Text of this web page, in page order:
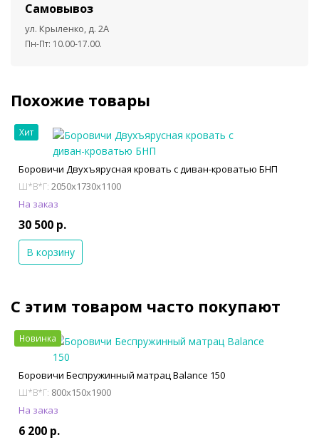
Самовывоз
ул. Крыленко, д. 2А
Пн-Пт: 10.00-17.00.
Похожие товары
Хит
Боровичи Двухъярусная кровать с диван-кроватью БНП
Ш*В*Г: 2050x1730x1100
На заказ
30 500 р.
В корзину
С этим товаром часто покупают
Новинка
Боровичи Беспружинный матрац Balance 150
Ш*В*Г: 800x150x1900
На заказ
6 200 р.